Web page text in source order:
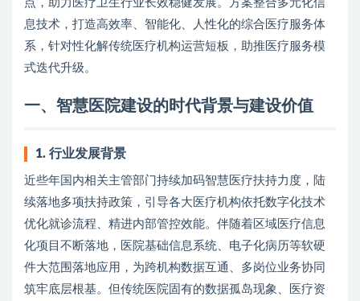
点，助力医疗卫生行业长效稳健发展。方案整合多元化信
息技术，打造高效率、智能化、人性化的综合医疗服务体
系，针对性化解传统医疗机构运营短板，助推医疗服务模
式迭代升级。
一、智慧医院建设的时代背景与建设价值
1. 行业发展背景
近些年国内相关主管部门持续加码智慧医疗扶持力度，陆
续落地多项扶持政策，引导各大医疗机构依托数字化技术
优化就诊流程、精进内部管控效能。伴随着区域医疗信息
化项目不断落地，医院基础信息系统、电子化病历等软硬
件大范围落地应用，为跨机构数据互通、多岗位业务协同
筑牢底层根基。但传统医院固有的数据孤岛现象、医疗资